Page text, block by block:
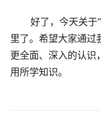
好了，今天关于
里了。希望大家通过
更全面、深入的认识
用所学知识。